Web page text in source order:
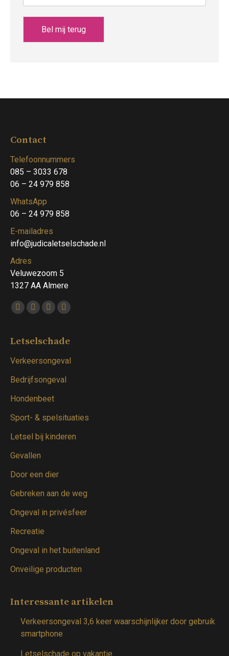
Bel mij terug
Contact
Telefoonnummers
085 – 3033 678
06 – 24 979 858
WhatsApp
06 – 24 979 858
E-mailadres
info@judicaletselschade.nl
Adres
Veluwezoom 5
1327 AA Almere
Vind ons op:
Facebook
opens
new
window
Twitter
opens
new
window
Linkedin
opens
new
window
Instagram
opens
new
window
Letselschade
Verkeersongeval
Bedrijfsongeval
Hondenbeet
Sport- & spelsituaties
Letsel bij kinderen
Gevallen
Door een dier
Gebreken aan de weg
Ongeval in privésfeer
Recreatie
Ongeval in het buitenland
Onveilige producten
Interessante artikelen
Verkeersongeval 3,6 keer waarschijnlijker door gebruik
smartphone
Letselschade op vakantie